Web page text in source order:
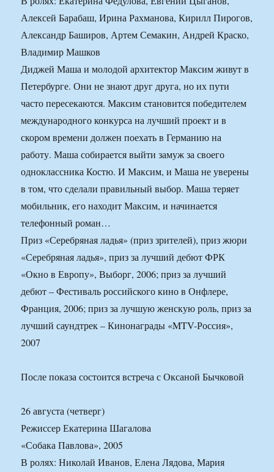
Алексей Барабаш, Ирина Рахманова, Кирилл Пирогов,
Александр Баширов, Артем Семакин, Андрей Краско,
Владимир Машков
Диджей Маша и молодой архитектор Максим живут в
Петербурге. Они не знают друг друга, но их пути
часто пересекаются. Максим становится победителем
международного конкурса на лучший проект и в
скором времени должен поехать в Германию на
работу. Маша собирается выйти замуж за своего
одноклассника Костю. И Максим, и Маша не уверены
в том, что сделали правильный выбор. Маша теряет
мобильник, его находит Максим, и начинается
телефонный роман…
Приз «Серебряная ладья» (приз зрителей), приз жюри
«Серебряная ладья», приз за лучший дебют ФРК
«Окно в Европу», Выборг, 2006; приз за лучший
дебют – Фестиваль российского кино в Онфлере,
Франция, 2006; приз за лучшую женскую роль, приз за
лучший саундтрек – Кинонаграды «MTV-Россия»,
2007
После показа состоится встреча с Оксаной Бычковой
26 августа (четверг)
Режиссер Екатерина Шагалова
«Собака Павлова», 2005
В ролях: Николай Иванов, Елена Лядова, Мария